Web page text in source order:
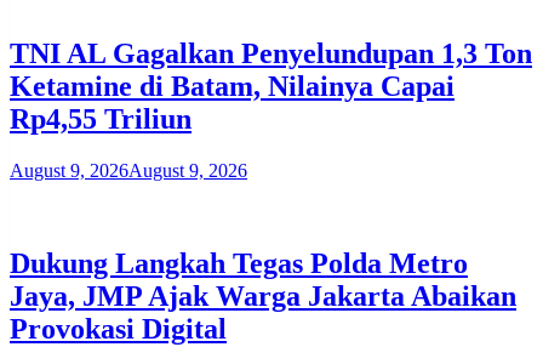
TNI AL Gagalkan Penyelundupan 1,3 Ton
Ketamine di Batam, Nilainya Capai
Rp4,55 Triliun
August 9, 2026August 9, 2026
Dukung Langkah Tegas Polda Metro
Jaya, JMP Ajak Warga Jakarta Abaikan
Provokasi Digital